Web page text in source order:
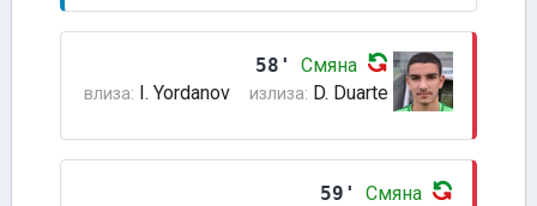
58' Смяна
влиза: I. Yordanov излиза: D. Duarte
59' Смяна